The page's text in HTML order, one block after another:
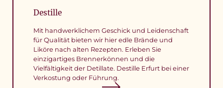
Destille
Mit handwerklichem Geschick und Leidenschaft
für Qualität bieten wir hier edle Brände und
Liköre nach alten Rezepten. Erleben Sie
einzigartiges Brennerkönnen und die
Vielfältigkeit der Detillate. Destille Erfurt bei einer
Verkostung oder Führung.